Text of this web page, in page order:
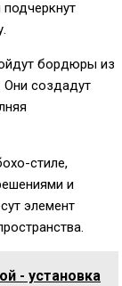
бордюры из
Они создадут
стиле,
и
элемент
- установка